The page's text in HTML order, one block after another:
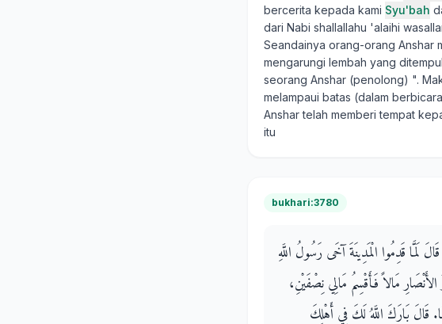
bercerita kepada kami Syu'bah
dari Nabi shallallahu 'alaihi
Seandainya orang-orang Anshar
mengarungi lembah yang
seorang Anshar (penolong) ".
melampaui batas (dalam
Anshar telah memberi tempat
itu
bukhari:3780
لَمَّا قَدِمُوا الْمَدِينَةَ آخَى رَسُولُ اللَّهِ
مَالاً فَأَقْسِمُ مَالِي نِصْفَيْنِ،
قَالَ بَارَكَ اللَّهُ لَكَ فِي أَهْلِكَ